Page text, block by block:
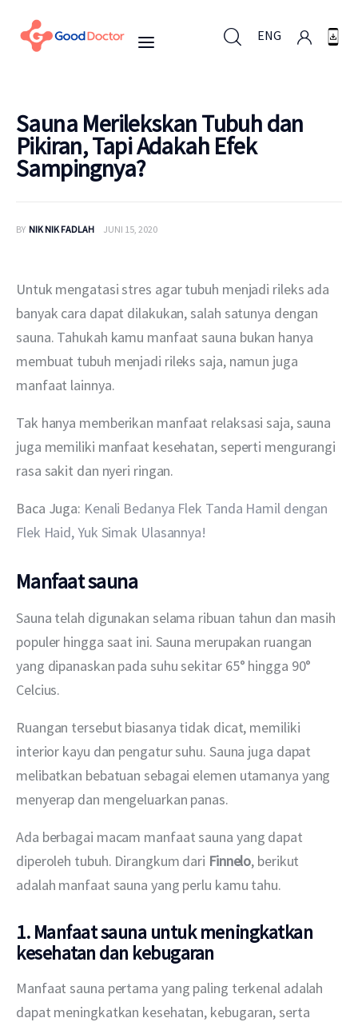
ENG
ENG
Untuk Bisnis
Berita
Layanan
Sauna Merilekskan Tubuh dan
Pikiran, Tapi Adakah Efek
Sampingnya?
BY NIK NIK FADLAH JUNI 15, 2020
Untuk mengatasi stres agar tubuh menjadi rileks ada
banyak cara dapat dilakukan, salah satunya dengan
sauna. Tahukah kamu manfaat sauna bukan hanya
membuat tubuh menjadi rileks saja, namun juga
manfaat lainnya.
Tak hanya memberikan manfaat relaksasi saja, sauna
juga memiliki manfaat kesehatan, seperti mengurangi
rasa sakit dan nyeri ringan.
Baca Juga: Kenali Bedanya Flek Tanda Hamil dengan
Flek Haid, Yuk Simak Ulasannya!
Manfaat sauna
Sauna telah digunakan selama ribuan tahun dan masih
populer hingga saat ini. Sauna merupakan ruangan
yang dipanaskan pada suhu sekitar 65° hingga 90°
Celcius.
Ruangan tersebut biasanya tidak dicat, memiliki
interior kayu dan pengatur suhu. Sauna juga dapat
melibatkan bebatuan sebagai elemen utamanya yang
menyerap dan mengeluarkan panas.
Ada berbagai macam manfaat sauna yang dapat
diperoleh tubuh. Dirangkum dari Finnelo, berikut
adalah manfaat sauna yang perlu kamu tahu.
1. Manfaat sauna untuk meningkatkan
kesehatan dan kebugaran
Manfaat sauna pertama yang paling terkenal adalah
dapat meningkatkan kesehatan, kebugaran, serta